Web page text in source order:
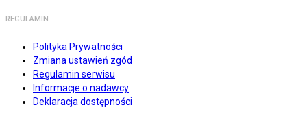
REGULAMIN
Polityka Prywatności
Zmiana ustawień zgód
Regulamin serwisu
Informacje o nadawcy
Deklaracja dostępności